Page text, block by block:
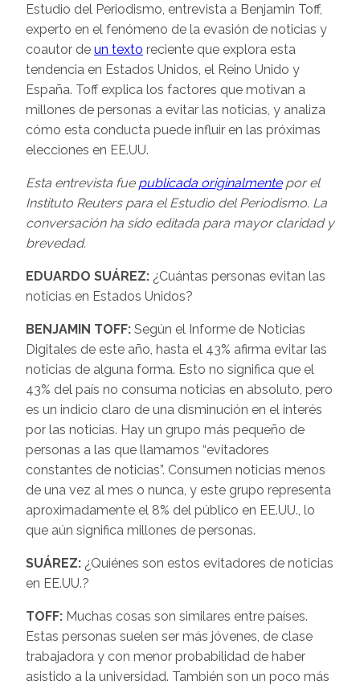
Estudio del Periodismo, entrevista a Benjamin Toff,
experto en el fenómeno de la evasión de noticias y
coautor de un texto reciente que explora esta
tendencia en Estados Unidos, el Reino Unido y
España. Toff explica los factores que motivan a
millones de personas a evitar las noticias, y analiza
cómo esta conducta puede influir en las próximas
elecciones en EE.UU.
Esta entrevista fue publicada originalmentepor el
Instituto Reuters para el Estudio del Periodismo. La
conversación ha sido editada para mayor claridad y
brevedad.
EDUARDO SUÁREZ: ¿Cuántas personas evitan las
noticias en Estados Unidos?
BENJAMIN TOFF: Según el Informe de Noticias
Digitales de este año, hasta el 43% afirma evitar las
noticias de alguna forma. Esto no significa que el
43% del país no consuma noticias en absoluto, pero
es un indicio claro de una disminución en el interés
por las noticias. Hay un grupo más pequeño de
personas a las que llamamos “evitadores
constantes de noticias”. Consumen noticias menos
de una vez al mes o nunca, y este grupo representa
aproximadamente el 8% del público en EE.UU., lo
que aún significa millones de personas.
SUÁREZ: ¿Quiénes son estos evitadores de noticias
en EE.UU.?
TOFF: Muchas cosas son similares entre países.
Estas personas suelen ser más jóvenes, de clase
trabajadora y con menor probabilidad de haber
asistido a la universidad. También son un poco más